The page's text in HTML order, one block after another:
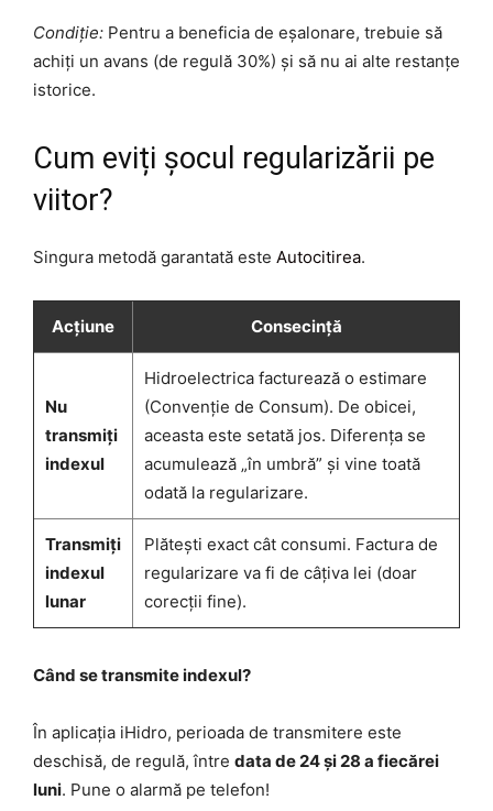
Condiție: Pentru a beneficia de eșalonare, trebuie să
achiți un avans (de regulă 30%) și să nu ai alte restanțe
istorice.
Cum eviți șocul regularizării pe
viitor?
Singura metodă garantată este Autocitirea.
Acțiune Consecință
Nu
transmiți
indexul
Hidroelectrica facturează o estimare
(Convenție de Consum). De obicei,
aceasta este setată jos. Diferența se
acumulează „în umbră” și vine toată
odată la regularizare.
Transmiți
indexul
lunar
Plătești exact cât consumi. Factura de
regularizare va fi de câțiva lei (doar
corecții fine).
Când se transmite indexul?
În aplicația iHidro, perioada de transmitere este
deschisă, de regulă, între data de 24 și 28 a fiecărei
luni. Pune o alarmă pe telefon!